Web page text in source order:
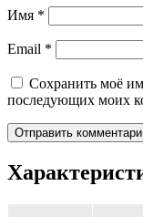
Имя *
Email *
Сохранить моё
последующих моих